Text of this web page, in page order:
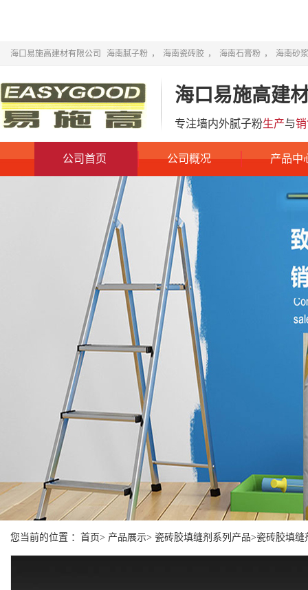
海口易施高建材有限公司 海南腻子粉 ， 海南瓷砖胶 ， 海南石膏粉 ， 海南砂浆
海口易施高建
专注墙内外腻子粉生产与
公司首页 公司概况 产品中
您当前的位置 ：首页> 产品展示> 瓷砖胶填缝剂系列产品>瓷砖胶填缝